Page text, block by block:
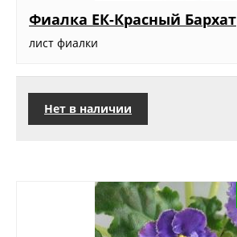
Фиалка ЕК-Красный Бархат
лист фиалки
Нет в наличии